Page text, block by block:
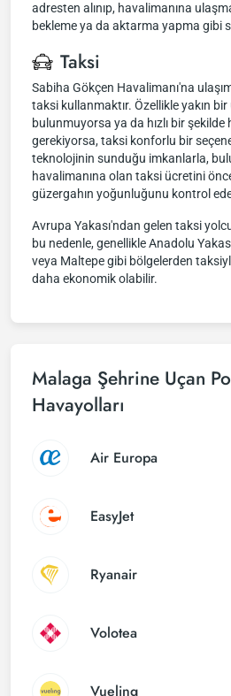
adresten alınıp, havalimanına
bekleme ya da aktarma yapma gibi
Taksi
Sabiha Gökçen Havalimanı'na
taksi kullanmaktır. Özellikle yakın bir
bulunmuyorsa ya da hızlı bir şekilde
gerekiyorsa, taksi konforlu bir
teknolojinin sunduğu imkanlarla,
havalimanına olan taksi ücretini
güzergahın yoğunluğunu kontrol
Avrupa Yakası'ndan gelen taksi
bu nedenle, genellikle Anadolu
veya Maltepe gibi bölgelerden
daha ekonomik olabilir.
Malaga Şehrine Uçan
Havayolları
Air Europa
EasyJet
Ryanair
Volotea
Vueling